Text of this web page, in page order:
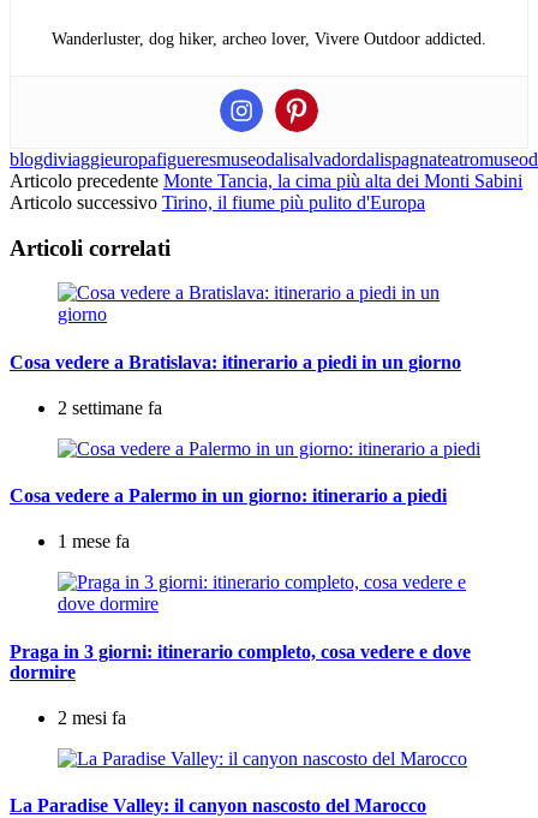
Wanderluster, dog hiker, archeo lover, Vivere Outdoor addicted.
blogdiviaggieuropafigueresmuseodalisalvadordalispagna
Articolo precedente Monte Tancia, la cima più alta dei Monti Sabini
Articolo successivo Tirino, il fiume più pulito d'Europa
Articoli correlati
Cosa vedere a Bratislava: itinerario a piedi in un giorno
2 settimane fa
Cosa vedere a Palermo in un giorno: itinerario a piedi
1 mese fa
Praga in 3 giorni: itinerario completo, cosa vedere e dove
dormire
2 mesi fa
La Paradise Valley: il canyon nascosto del Marocco